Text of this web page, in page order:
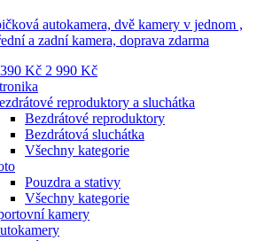
autokamera, dvě kamery v jednom ,
a zadní kamera, doprava zdarma
Kč 2 990 Kč
reproduktory a sluchátka
Bezdrátové reproduktory
Bezdrátová sluchátka
Všechny kategorie
Pouzdra a stativy
Všechny kategorie
kamery